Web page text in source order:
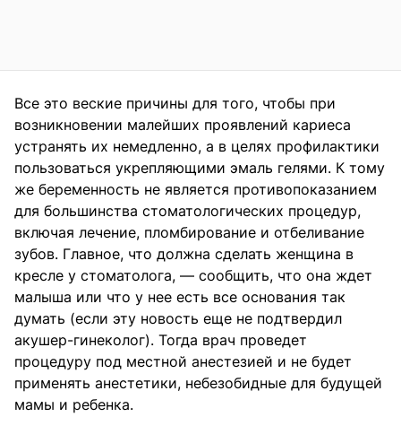
Все это веские причины для того, чтобы при
возникновении малейших проявлений кариеса
устранять их немедленно, а в целях профилактики
пользоваться укрепляющими эмаль гелями. К тому
же беременность не является противопоказанием
для большинства стоматологических процедур,
включая лечение, пломбирование и отбеливание
зубов. Главное, что должна сделать женщина в
кресле у стоматолога, — сообщить, что она ждет
малыша или что у нее есть все основания так
думать (если эту новость еще не подтвердил
акушер-гинеколог). Тогда врач проведет
процедуру под местной анестезией и не будет
применять анестетики, небезобидные для будущей
мамы и ребенка.